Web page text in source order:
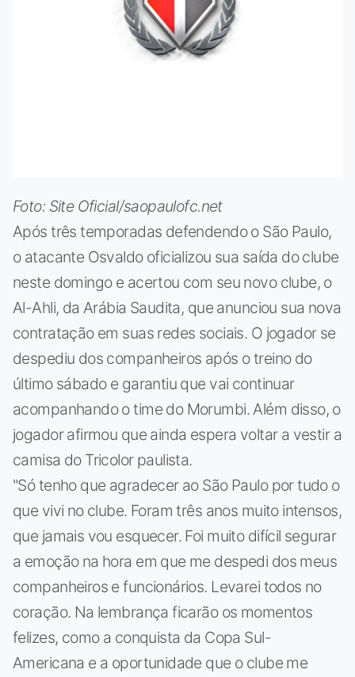
Foto: Site Oficial/saopaulofc.net
Após três temporadas defendendo o São Paulo,
o atacante Osvaldo oficializou sua saída do clube
neste domingo e acertou com seu novo clube, o
Al-Ahli, da Arábia Saudita, que anunciou sua nova
contratação em suas redes sociais. O jogador se
despediu dos companheiros após o treino do
último sábado e garantiu que vai continuar
acompanhando o time do Morumbi. Além disso, o
jogador afirmou que ainda espera voltar a vestir a
camisa do Tricolor paulista.
"Só tenho que agradecer ao São Paulo por tudo o
que vivi no clube. Foram três anos muito intensos,
que jamais vou esquecer. Foi muito difícil segurar
a emoção na hora em que me despedi dos meus
companheiros e funcionários. Levarei todos no
coração. Na lembrança ficarão os momentos
felizes, como a conquista da Copa Sul-
Americana e a oportunidade que o clube me